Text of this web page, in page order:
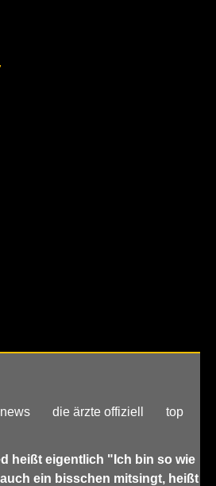
news die ärzte offiziell top
heißt eigentlich "Ich bin so wie
ein bisschen mitsingt, heißt